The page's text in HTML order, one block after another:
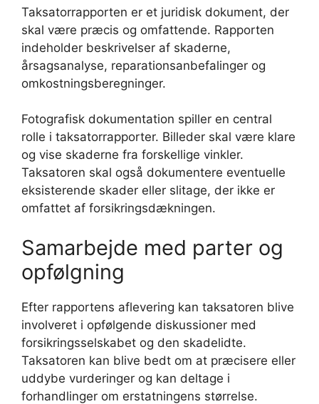
Taksatorrapporten er et juridisk dokument, der
skal være præcis og omfattende. Rapporten
indeholder beskrivelser af skaderne,
årsagsanalyse, reparationsanbefalinger og
omkostningsberegninger.
Fotografisk dokumentation spiller en central
rolle i taksatorrapporter. Billeder skal være klare
og vise skaderne fra forskellige vinkler.
Taksatoren skal også dokumentere eventuelle
eksisterende skader eller slitage, der ikke er
omfattet af forsikringsdækningen.
Samarbejde med parter og
opfølgning
Efter rapportens aflevering kan taksatoren blive
involveret i opfølgende diskussioner med
forsikringsselskabet og den skadelidte.
Taksatoren kan blive bedt om at præcisere eller
uddybe vurderinger og kan deltage i
forhandlinger om erstatningens størrelse.